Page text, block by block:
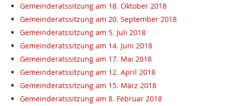
Gemeinderatssitzung am 18. Oktober 2018
Gemeinderatssitzung am 20. September 2018
Gemeinderatssitzung am 5. Juli 2018
Gemeinderatssitzung am 14. Juni 2018
Gemeinderatssitzung am 17. Mai 2018
Gemeinderatssitzung am 12. April 2018
Gemeinderatssitzung am 15. März 2018
Gemeinderatssitzung am 8. Februar 2018